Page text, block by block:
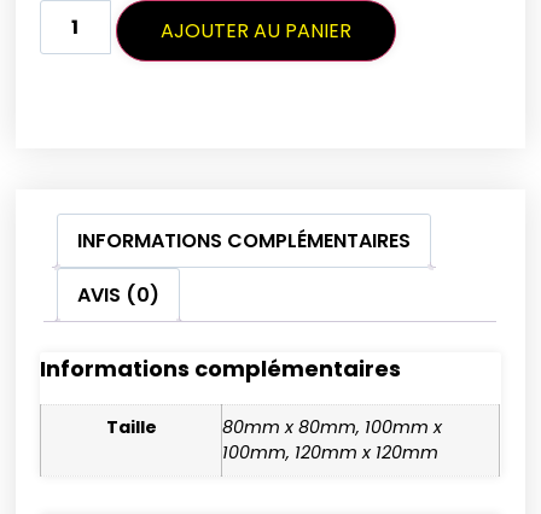
AJOUTER AU PANIER
INFORMATIONS COMPLÉMENTAIRES
AVIS (0)
Informations complémentaires
Taille
80mm x 80mm, 100mm x
100mm, 120mm x 120mm